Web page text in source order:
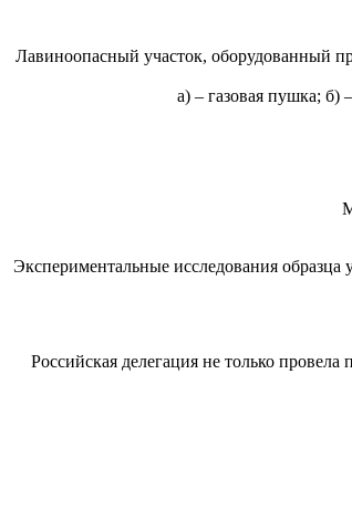
Лавиноопасный участок, оборудованный
а) – газовая пушка; б)
Экспериментальные исследования образца
Российская делегация не только